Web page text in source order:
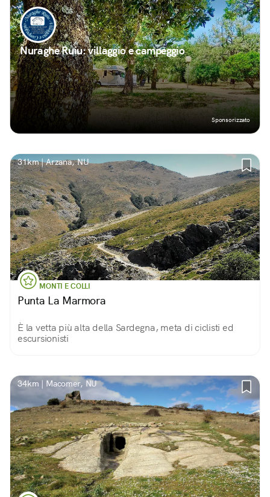
Nuraghe Ruiu: villaggio e campeggio
Sponsorizzato
31km | Arzana, NU
MONTI E COLLI
Punta La Marmora
È la vetta più alta della Sardegna, meta di ciclisti ed
escursionisti
34km | Macomer, NU